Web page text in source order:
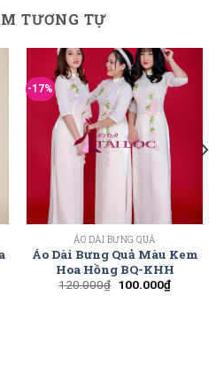
TƯƠNG TỰ
-17%
ÁO DÀI BƯNG QUẢ
Áo Dài Bưng Quả Màu Kem
Hoa Hồng BQ-KHH
120.000₫ 100.000₫